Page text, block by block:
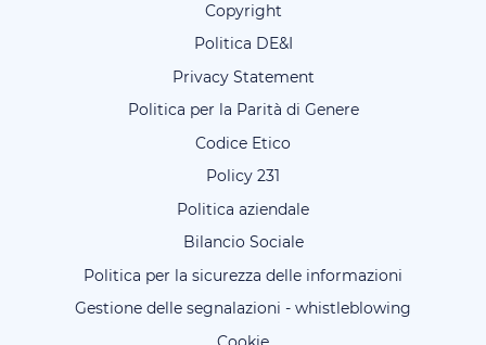
Copyright
Politica DE&I
Privacy Statement
Politica per la Parità di Genere
Codice Etico
Policy 231
Politica aziendale
Bilancio Sociale
Politica per la sicurezza delle informazioni
Gestione delle segnalazioni - whistleblowing